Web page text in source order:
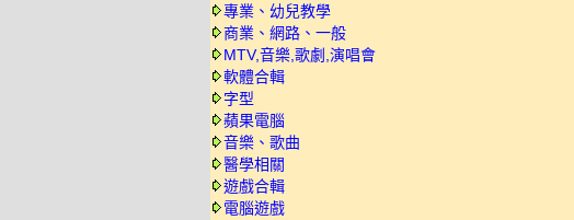
專業、幼兒教學
商業、網路、一般
MTV,音樂,歌劇,演唱會
軟體合輯
字型
蘋果電腦
音樂、歌曲
醫學相關
遊戲合輯
電腦遊戲